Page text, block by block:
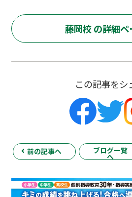
藤岡校 の詳細
この記事をシ
前の記事へ ブログ一覧
へ